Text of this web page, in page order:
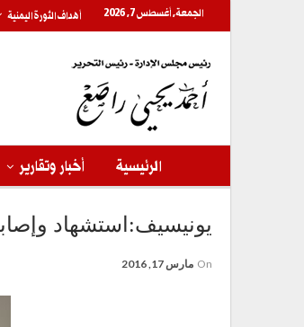
الجمعة, أغسطس 7, 2026 أهداف الثورة اليمنية
الرئيسية أخبار وتقارير
يونيسيف:استشهاد وإصابة 166 مواطنا بينهم 22 طفل
On مارس 17, 2016